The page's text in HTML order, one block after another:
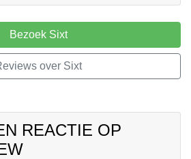
Bezoek Sixt
over Sixt
REACTIE OP